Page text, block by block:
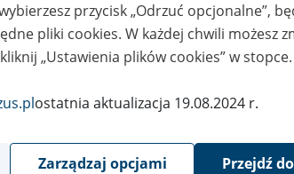
ds. komunikacji społecznej i
przycisk „Odrzuć opcjonalne”,
pliki cookies. W każdej chwili możesz
„Ustawienia plików cookies” w stopce.
ostatnia aktualizacja 19.08.2024 r.
Zarządzaj opcjami Przejdź